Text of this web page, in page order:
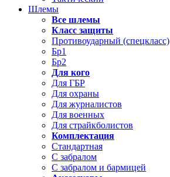
Шлемы
Все шлемы
Класс защиты
Противоударный (спецкласс)
Бр1
Бр2
Для кого
Для ГБР
Для охраны
Для журналистов
Для военных
Для страйкболистов
Комплектация
Стандартная
С забралом
С забралом и бармицей